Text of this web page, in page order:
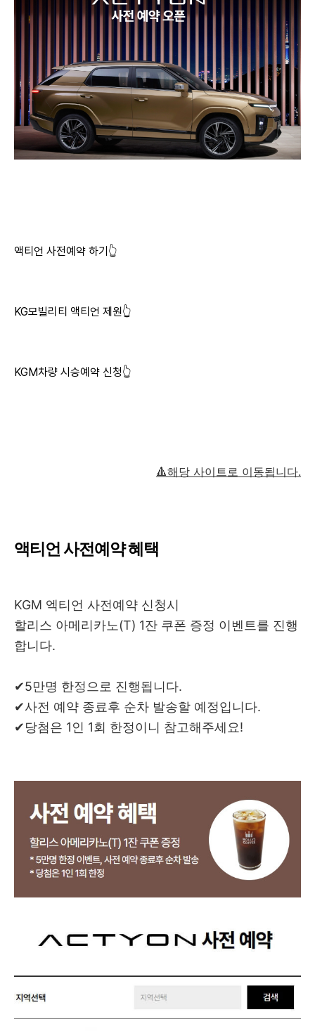
액티언 사전예약 하기👆
KG모빌리티 액티언 제원👆
KGM차량 시승예약 신청👆
🔺해당 사이트로 이동됩니다.
액티언 사전예약 혜택
KGM 엑티언 사전예약 신청시
할리스 아메리카노(T) 1잔 쿠폰 증정 이벤트를 진행
합니다.
✔5만명 한정으로 진행됩니다.
✔사전 예약 종료후 순차 발송할 예정입니다.
✔당첨은 1인 1회 한정이니 참고해주세요!